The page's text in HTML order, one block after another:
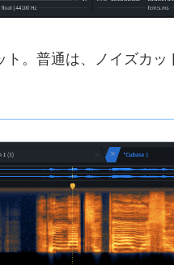
。普通は、ノイズカ